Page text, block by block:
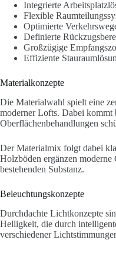
Integrierte
Flexible
Optimierte
Definierte
Großzügige
Effiziente
Materialkonzepte
Die Materialwahl spielt eine
moderner Lofts. Dabei kommt
Oberflächenbehandlungen
Der Materialmix folgt dabei
Holzböden ergänzen
bestehenden Substanz.
Beleuchtungskonzepte
Durchdachte Lichtkonzepte
Helligkeit, die durch
verschiedener